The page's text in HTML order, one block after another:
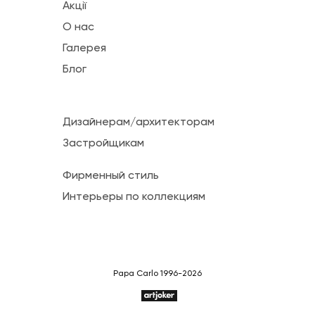
Акції
О нас
Галерея
Блог
Дизайнерам/архитекторам
Застройщикам
Фирменный стиль
Интерьеры по коллекциям
Papa Carlo 1996-2026